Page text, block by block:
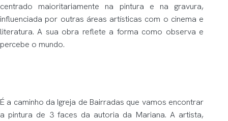
centrado maioritariamente na pintura e na gravura,
influenciada por outras áreas artísticas com o cinema e
literatura. A sua obra reflete a forma como observa e
percebe o mundo.
É a caminho da Igreja de Bairradas que vamos encontrar
a pintura de 3 faces da autoria da Mariana. A artista,